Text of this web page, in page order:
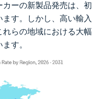
ーの新製品発売は、初
す。しかし、高い輸入
らの地域における大幅
す。